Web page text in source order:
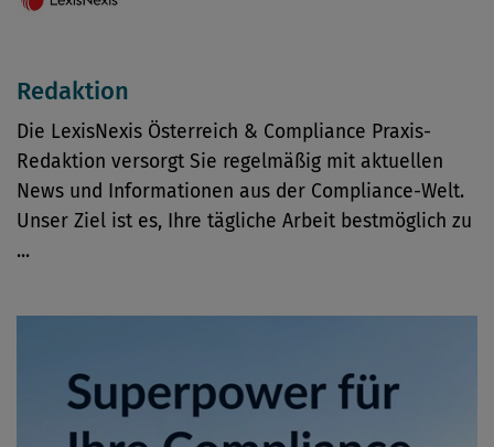
Redaktion
Die LexisNexis Österreich & Compliance Praxis-
Redaktion versorgt Sie regelmäßig mit aktuellen
News und Informationen aus der Compliance-Welt.
Unser Ziel ist es, Ihre tägliche Arbeit bestmöglich zu
...